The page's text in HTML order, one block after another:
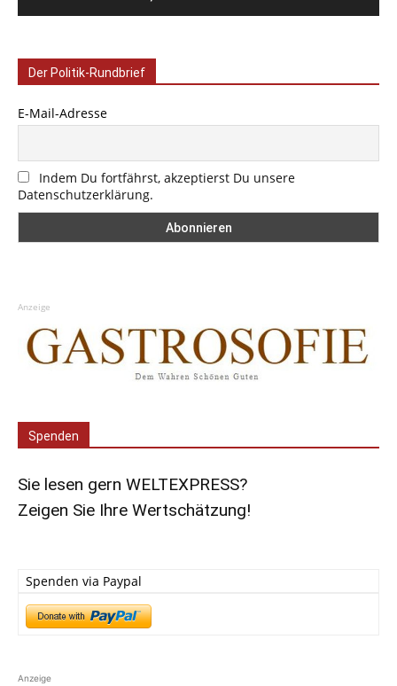
Der Politik-Rundbrief
E-Mail-Adresse
Indem Du fortfährst, akzeptierst Du unsere
Datenschutzerklärung.
Anzeige
Spenden
Sie lesen gern WELTEXPRESS?
Zeigen Sie Ihre Wertschätzung!
Spenden via Paypal
Anzeige